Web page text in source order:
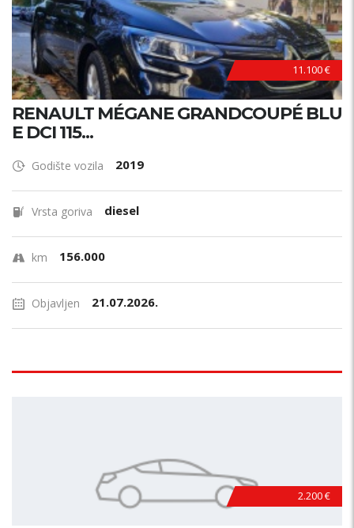
11.100 €
RENAULT MÉGANE GRANDCOUPÉ BLU
E DCI 115...
Godište vozila 2019
Vrsta goriva diesel
km 156.000
Objavljen 21.07.2026.
2.200 €